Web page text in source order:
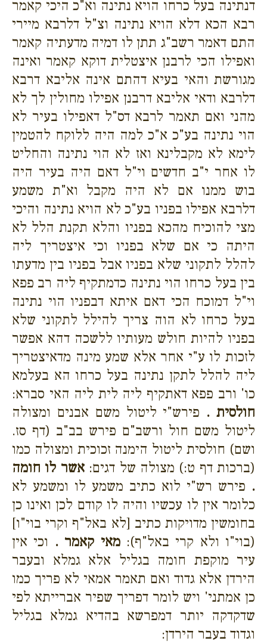
דנתינה בעל כרחו הויא נתינה וא"כ היכי קאמר
רבא הכא דלא הויא נתינה וצ"ל דלרבא מיירי
התם דאמר רשב"ג תתן לו דמיה מדעתיה קאמר
ואפילו הכי לרבנן איצטלית דוקא קאמר ואינה
מגורשת והאי בעיא דהתם אינה אליבא דרבא
דלרבא ודאי אליבא דרבנן אפילו מחולין לך לא
מהני ואם תאמר לרבא דס"ל דאפילו בעיר לא
הוי נתינה בע"כ א"כ למה היה ללוקח להטמין
לימא לא מקבלינא ואז לא הוי נתינה והחליט
לו אחר י"ב חדשים וי"ל דאם היה בעיר היה
בוש ממנו אם לא היה מקבל וא"ת משמע
דלרבא אפילו בפניו בע"כ לא הויא נתינה והיכי
מצי להוכיח מהכא בפניו והלא תקנת הלל לא
היתה כי אם שלא בפניו וכי איצטריך ליה
להלל לתקוני שלא בפניו אבל בפניו בין מדעתו
בין בעל כרחו הוי נתינה כדמתקיף ליה רב פפא
וי"ל דמוכח הכי דאם איתא דבפניו הוי נתינה
בעל כרחו לא הוה צריך להילל לתקוני שלא
בפניו להיות חולש מעותיו ללשכה דהא אפשר
לזכות לו ע"י אחר אלא שמע מינה מדאיצטריך
ליה להלל לתקן נתינה בעל כרחו הא בעלמא
כו' ורב פפא דאתקיף ליה לית ליה האי סברא:
חולסית . פירש"י ליטול משם אבנים ומצולה
ליטול משם חול ורשב"ם פירש בב"ב (דף סז.
ושם) חולסית ליטול הימנה זכוכית ומצולה כמו
(ברכות דף ט:) מצולה של דגים:אשר לו חומה
. פירש רש"י לוא כתיב משמע לו ומשמע לא
כלומר אין לו עכשיו והיה לו קודם לכן ואינו כן
בחומשין מדויקות כתיב [לא באל"ף וקרי בוי"ו]
(בוי"ו ולא קרי באל"ף):מאי קאמר . וכי אין
עיר מוקפת חומה בגליל אלא גמלא ובעבר
הירדן אלא גדוד ואם תאמר אמאי לא פריך כמו
כן אמתני' ויש לומר דפריך שפיר אברייתא לפי
שדקדקה יותר דמפרשא בהדיא גמלא בגליל
וגדוד בעבר הירדן: